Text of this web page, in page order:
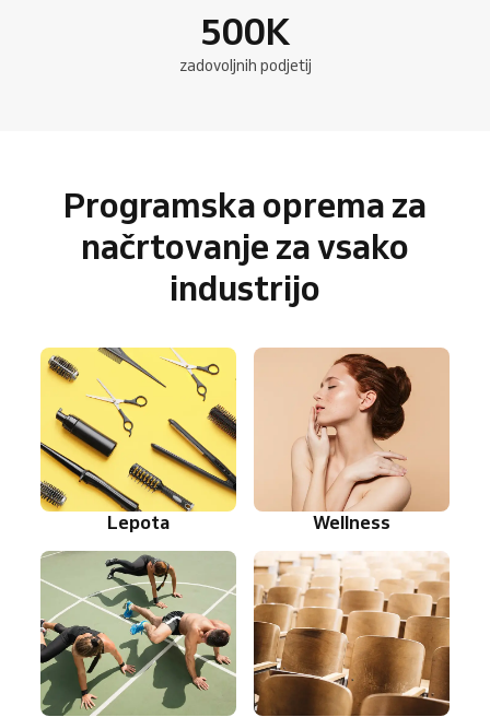
500K
zadovoljnih podjetij
Programska oprema za
načrtovanje za vsako
industrijo
Lepota Wellness